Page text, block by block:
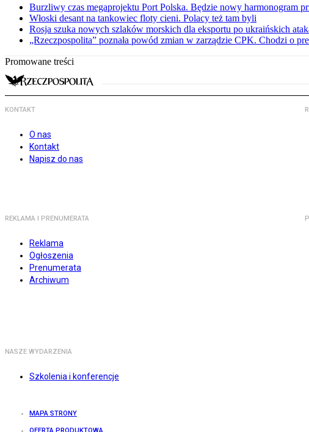
Burzliwy czas megaprojektu Port Polska. Będzie nowy harmonogram
Włoski desant na tankowiec floty cieni. Polacy też tam byli
Rosja szuka nowych szlaków morskich dla eksportu po ukraińskich
„Rzeczpospolita” poznała powód zmian w zarządzie CPK. Chodzi o
Promowane treści
KONTAKT
O nas
Kontakt
Napisz do nas
REKLAMA I PRENUMERATA
Reklama
Ogłoszenia
Prenumerata
Archiwum
NASZE WYDARZENIA
Szkolenia i konferencje
MAPA STRONY